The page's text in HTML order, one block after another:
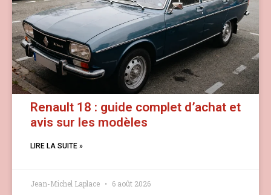
Renault 18 : guide complet d’achat et
avis sur les modèles
LIRE LA SUITE »
Jean-Michel Laplace 6 août 2026